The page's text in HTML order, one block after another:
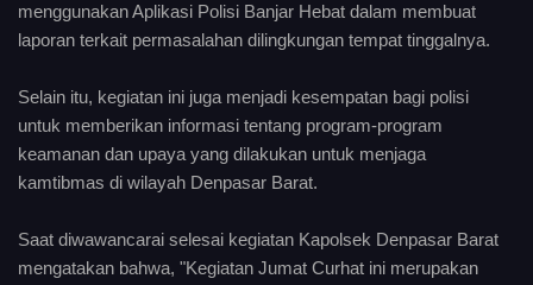
menggunakan Aplikasi Polisi Banjar Hebat dalam membuat
laporan terkait permasalahan dilingkungan tempat tinggalnya.
Selain itu, kegiatan ini juga menjadi kesempatan bagi polisi
untuk memberikan informasi tentang program-program
keamanan dan upaya yang dilakukan untuk menjaga
kamtibmas di wilayah Denpasar Barat.
Saat diwawancarai selesai kegiatan Kapolsek Denpasar Barat
mengatakan bahwa, "Kegiatan Jumat Curhat ini merupakan